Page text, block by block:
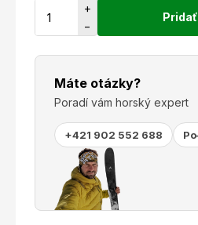
+
−
Máte otázky?
Poradí vám horský expert
+421 902 552 688